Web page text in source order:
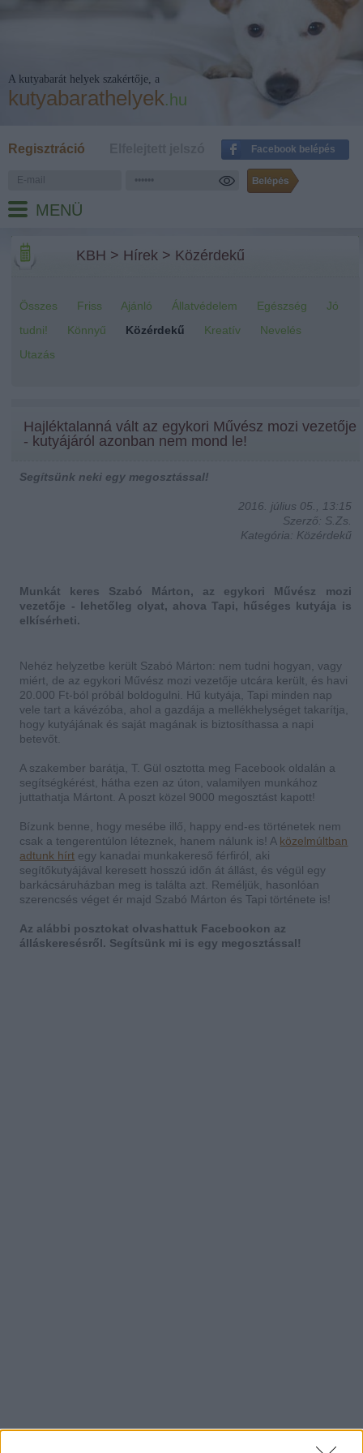
A kutyabarát helyek szakértője, a
kutyabarathelyek.hu
Regisztráció Facebook belépés
MENÜ
KBH > Hírek > Közérdekű
Összes Friss Ajánló Állatvédelem Egészség
Jó
tudni!
Könnyű Közérdekű Kreatív
Nevelés
Utazás
Hajléktalanná vált az egykori Művész mozi vezetője
- kutyájáról azonban nem mond le!
Segítsünk neki egy megosztással!
2016. július 05., 13:15
Szerző: S.Zs.
Kategória: Közérdekű
Munkát keres Szabó Márton, az egykori Művész mozi
vezetője - lehetőleg olyat, ahova Tapi, hűséges kutyája is
elkísérheti.
Nehéz helyzetbe került Szabó Márton: nem tudni hogyan, vagy
miért, de az egykori Művész mozi vezetője utcára került, és havi
20.000 Ft-ból próbál boldogulni. Hű kutyája, Tapi minden nap
vele tart a kávézóba, ahol a gazdája a mellékhelységet takarítja,
hogy kutyájának és saját magának is biztosíthassa a napi
betevőt.
A szakember barátja, T. Gül osztotta meg Facebook oldalán a
segítségkérést, hátha ezen az úton, valamilyen munkához
juttathatja Mártont. A poszt közel 9000 megosztást kapott!
Bízunk benne, hogy mesébe illő, happy end-es történetek nem
csak a tengerentúlon léteznek, hanem nálunk is! A közelmúltban
adtunk hírt egy kanadai munkakereső férfiról, aki
segítőkutyájával keresett hosszú időn át állást, és végül egy
barkácsáruházban meg is találta azt. Reméljük, hasonlóan
szerencsés véget ér majd Szabó Márton és Tapi története is!
Az alábbi posztokat olvashattuk Facebookon az
álláskeresésről. Segítsünk mi is egy megosztással!